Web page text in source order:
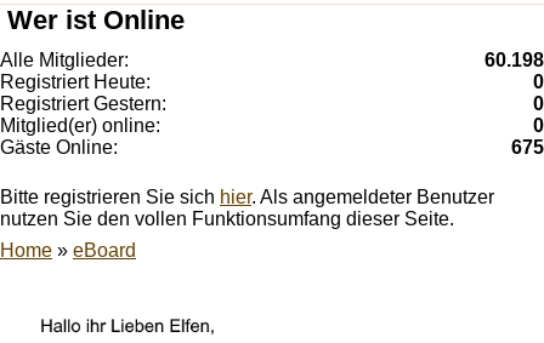
Wer ist Online
Alle Mitglieder:
60.198
Registriert Heute:
0
Registriert Gestern:
0
Mitglied(er) online:
0
Gäste Online:
675
Bitte registrieren Sie sich hier. Als angemeldeter Benutzer
nutzen Sie den vollen Funktionsumfang dieser Seite.
Home » eBoard